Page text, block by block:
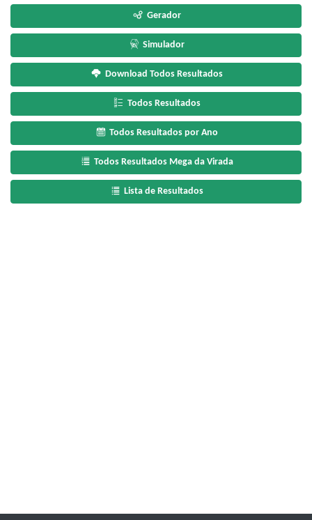
Gerador
Simulador
Download Todos Resultados
Todos Resultados
Todos Resultados por Ano
Todos Resultados Mega da Virada
Lista de Resultados